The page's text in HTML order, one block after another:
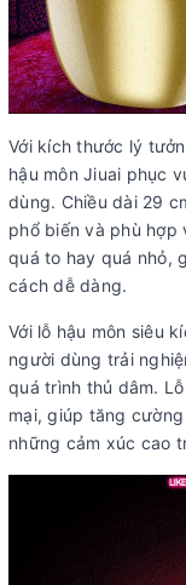
Với kích thước lý
hậu môn Jiuai phục
dùng. Chiều dài 29
phổ biến và phù hợp
quá to hay quá nhỏ,
cách dễ dàng.
Với lỗ hậu môn siêu
người dùng trải
quá trình thủ dâm.
mại, giúp tăng
những cảm xúc cao